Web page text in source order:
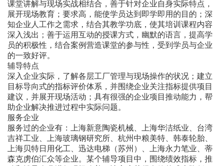
课堂讲解与现场实战相结合，善于针对企业自身实际特点，
展开现场教育；要求高，能使学员达到即学即用的目的；深
知企业人工作之需求，结合其教学功底，使其培训课程内容
深入浅出；善于运用互动的授课方式，幽默的语言，提高学
员的积极性，结合案例营造课堂的参与性，受到学员与企业
的一致好评。
辅导特点
深入企业实际，了解各层工厂管理与现场操作的状况；建立
目标导向式的指标评价体系，并围绕企业关注指标提供项目
建议，并展开现场活动；具有很强的企业项目推动能力，帮
助企业解决推进过程中实际问题。
服务企业
服务过的企业有：上海新意陶瓷机械、上海华洁纸业、台湾
吉祥工业、上海玻璃钢研究所、杭州中粮美特、韩泰轮胎、
上海贝特日用化工、迅达电梯（苏州）、上海永力笔业、蒂
森克虏伯汇众等企业。某个辅导项目中，围绕绩效指标，推